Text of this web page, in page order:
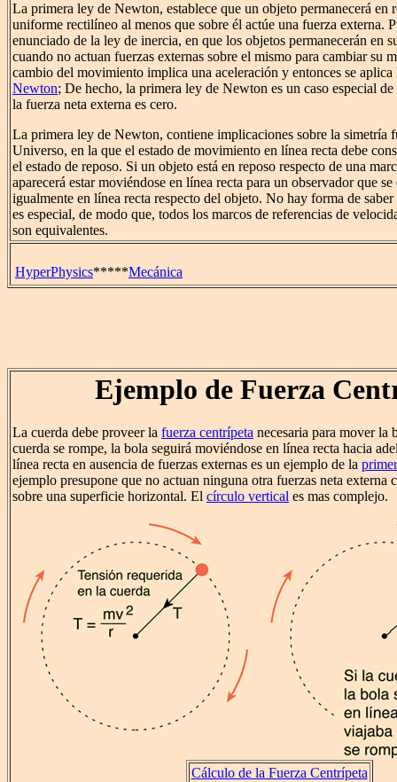
La primera ley de Newton, establece que un objeto permanecerá en
uniforme rectilíneo al menos que sobre él actúe una fuerza externa.
enunciado de la ley de inercia, en que los objetos permanecerán en
cuando no actuan fuerzas externas sobre el mismo para cambiar su
cambio del movimiento implica una aceleración y entonces se
Newton; De hecho, la primera ley de Newton es un caso especial
la fuerza neta externa es cero.
La primera ley de Newton, contiene implicaciones sobre la simetría
Universo, en la que el estado de movimiento en línea recta debe
el estado de reposo. Si un objeto está en reposo respecto de una
aparecerá estar moviéndose en línea recta para un observador que
igualmente en línea recta respecto del objeto. No hay forma de
es especial, de modo que, todos los marcos de referencias de
son equivalentes.
HyperPhysics*****Mecánica
Ejemplo de Fuerza
La cuerda debe proveer la fuerza centrípeta necesaria para mover la
cuerda se rompe, la bola seguirá moviéndose en línea recta hacia
línea recta en ausencia de fuerzas externas es un ejemplo de la
ejemplo presupone que no actuan ninguna otra fuerzas neta externa
sobre una superficie horizontal. El círculo vertical es mas complejo.
Cálculo de la Fuerza Centrípeta